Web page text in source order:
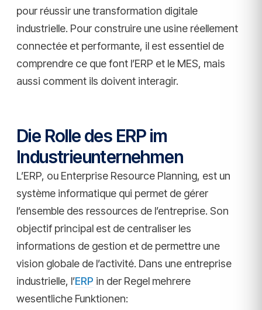
pour réussir une transformation digitale
industrielle. Pour construire une usine réellement
connectée et performante, il est essentiel de
comprendre ce que font l’ERP et le MES, mais
aussi comment ils doivent interagir.
Die Rolle des ERP im
Industrieunternehmen
L’ERP, ou Enterprise Resource Planning, est un
système informatique qui permet de gérer
l’ensemble des ressources de l’entreprise. Son
objectif principal est de centraliser les
informations de gestion et de permettre une
vision globale de l’activité. Dans une entreprise
industrielle, l’ERP in der Regel mehrere
wesentliche Funktionen: